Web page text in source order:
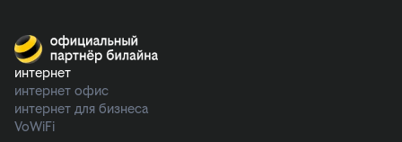
интернет
интернет офис
интернет для бизнеса
VoWiFi